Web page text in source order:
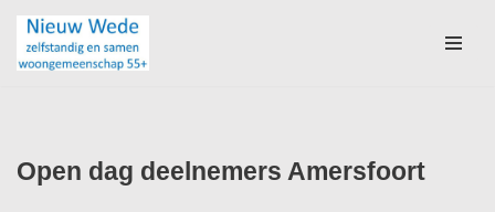
Ga
Open dag deelnemers Amersfoort